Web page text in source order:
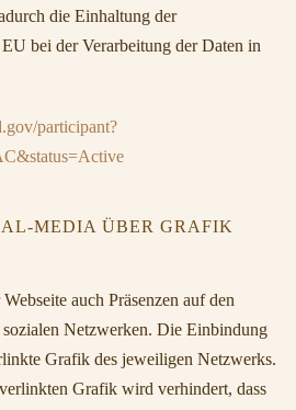
die Einhaltung der
bei der Verarbeitung der Daten in
participant?
MEDIA ÜBER GRAFIK
auch Präsenzen auf den
sozialen Netzwerken. Die Einbindung
Grafik des jeweiligen Netzwerks.
Grafik wird verhindert, dass